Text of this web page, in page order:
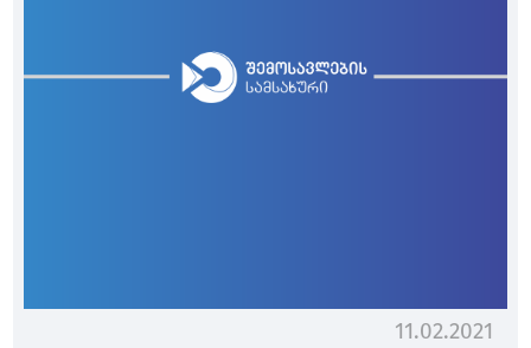
11.02.2021